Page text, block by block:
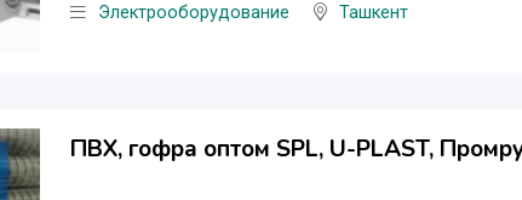
Электрооборудование Ташкент
ПВХ, гофра оптом SPL, U-PLAST,